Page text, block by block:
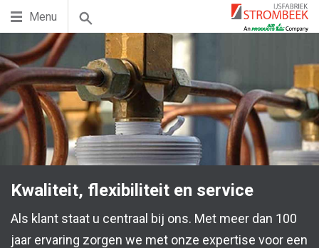
Menu
Kwaliteit, flexibiliteit en service
Als klant staat u centraal bij ons. Met meer dan 100
jaar ervaring zorgen we met onze expertise voor een